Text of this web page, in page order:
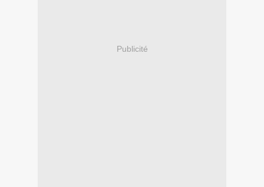
Publicité